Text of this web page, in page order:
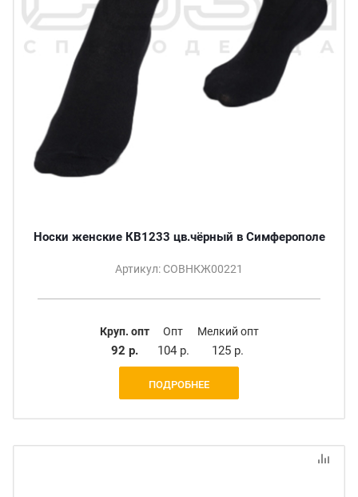
Носки женские КВ1233 цв.чёрный в Симферополе
Артикул: СОВНКЖ00221
Круп. опт
92 р.
Опт
104 р.
Мелкий опт
125 р.
ПОДРОБНЕЕ